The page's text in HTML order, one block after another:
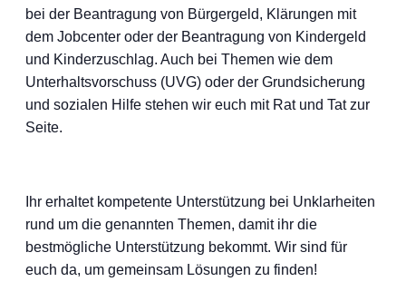
bei der Beantragung von Bürgergeld, Klärungen mit
dem Jobcenter oder der Beantragung von Kindergeld
und Kinderzuschlag. Auch bei Themen wie dem
Unterhaltsvorschuss (UVG) oder der Grundsicherung
und sozialen Hilfe stehen wir euch mit Rat und Tat zur
Seite.
Ihr erhaltet kompetente Unterstützung bei Unklarheiten
rund um die genannten Themen, damit ihr die
bestmögliche Unterstützung bekommt. Wir sind für
euch da, um gemeinsam Lösungen zu finden!